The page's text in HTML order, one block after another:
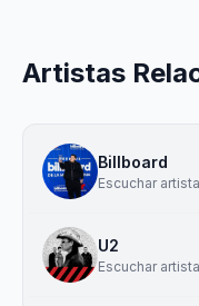
Artistas
Billboard
Escuchar artista
U2
Escuchar artista